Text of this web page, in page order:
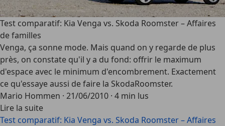
Test comparatif: Kia Venga vs. Skoda Roomster – Affaires
de familles
Venga, ça sonne mode. Mais quand on y regarde de plus
près, on constate qu'il y a du fond: offrir le maximum
d'espace avec le minimum d'encombrement. Exactement
ce qu'essaye aussi de faire la SkodaRoomster.
Mario Hommen · 21/06/2010 · 4 min lus
Lire la suite
Test comparatif: Kia Venga vs. Skoda Roomster – Affaires